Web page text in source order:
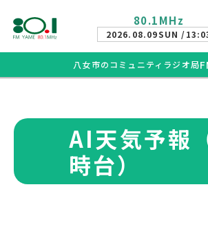
80.1MHz
2026.08.09SUN /
八女市のコミュニティラジオ局
AI天気予報
時台）